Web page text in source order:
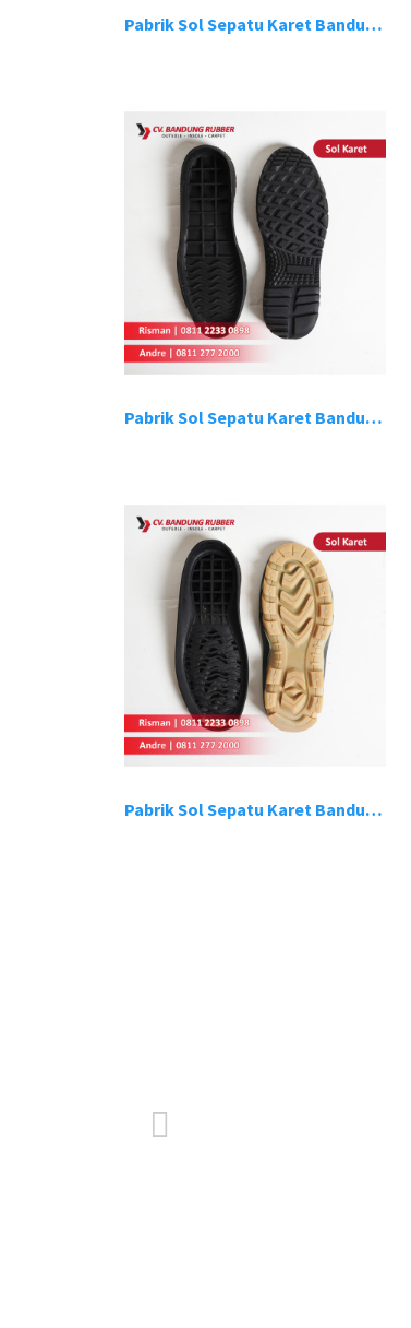
Pabrik Sol Sepatu Karet Bandung 9
Pabrik Sol Sepatu Karet Bandung 13
Pabrik Sol Sepatu Karet Bandung 17